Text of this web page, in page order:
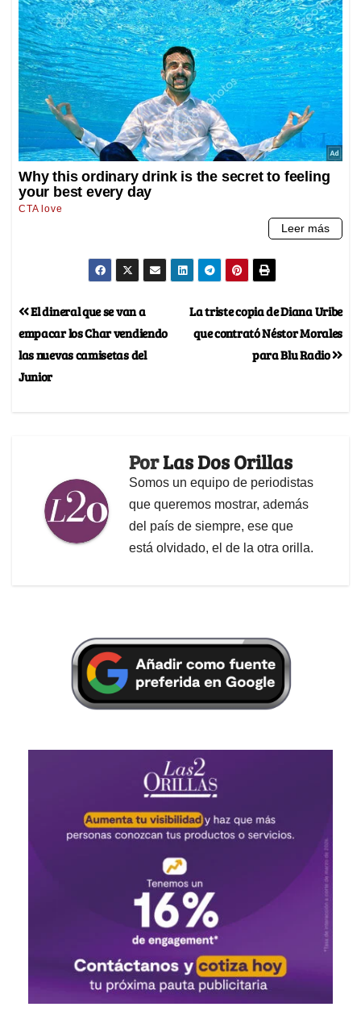
La triste copia de Diana Uribe
que contrató Néstor Morales
para Blu Radio
El dineral que se van a
empacar los Char vendiendo
las nuevas camisetas del
Junior
PorLas Dos Orillas
Somos un equipo de periodistas
que queremos mostrar, además
del país de siempre, ese que
está olvidado, el de la otra orilla.